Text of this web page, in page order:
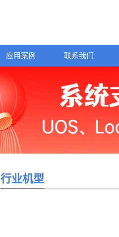
应用案例 联系我们
行业机型